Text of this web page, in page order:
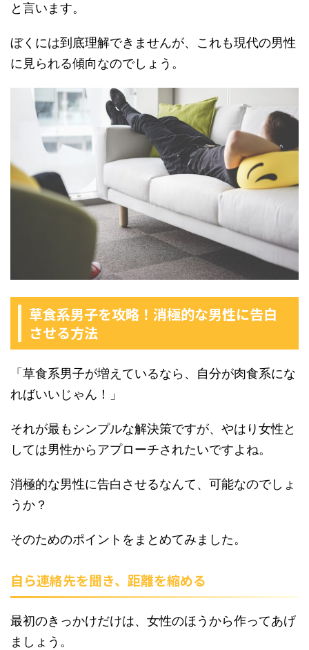
と言います。
ぼくには到底理解できませんが、これも現代の男性
に見られる傾向なのでしょう。
草食系男子を攻略！消極的な男性に告白
させる方法
「草食系男子が増えているなら、自分が肉食系にな
ればいいじゃん！」
それが最もシンプルな解決策ですが、やはり女性と
しては男性からアプローチされたいですよね。
消極的な男性に告白させるなんて、可能なのでしょ
うか？
そのためのポイントをまとめてみました。
自ら連絡先を聞き、距離を縮める
最初のきっかけだけは、女性のほうから作ってあげ
ましょう。